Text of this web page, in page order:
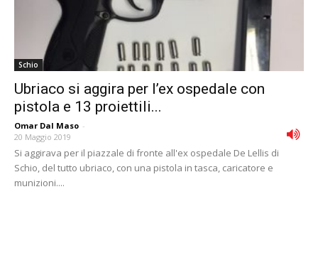
Schio
Ubriaco si aggira per l’ex ospedale con
pistola e 13 proiettili...
Omar Dal Maso -
20 Maggio 2019
Si aggirava per il piazzale di fronte all'ex ospedale De Lellis di
Schio, del tutto ubriaco, con una pistola in tasca, caricatore e
munizioni....